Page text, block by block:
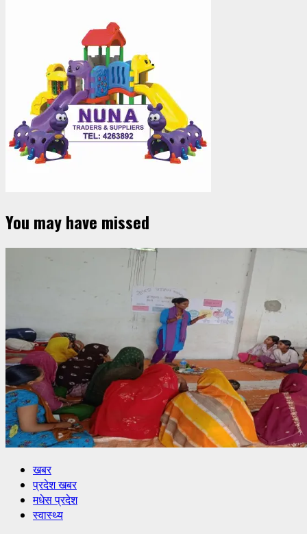
You may have missed
खबर
प्रदेश खबर
मधेस प्रदेश
स्वास्थ्य